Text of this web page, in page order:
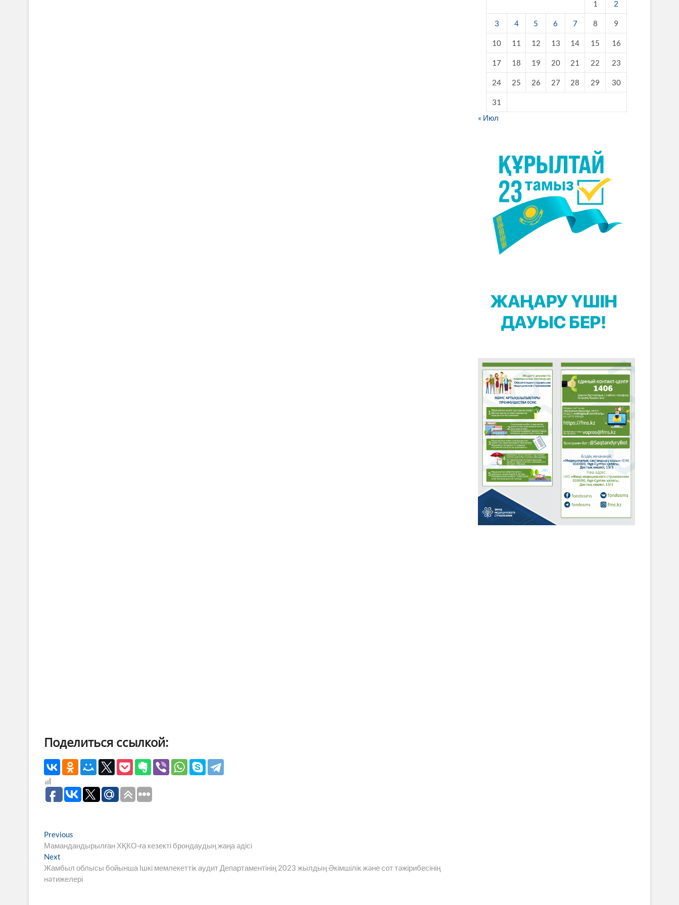
Поделиться ссылкой:
Навигация
по
записям
Previous
post:
Мамандандырылған ХҚКО-ға кезекті брондаудың жаңа әдісі
Next
post:
Жамбыл облысы бойынша Ішкі мемлекеттік аудит Департаментінің 2023 жылдың Әкімшілік және сот тәжірибесінің
нәтижелері
1 2
3 4 5 6 7 8 9
10 11 12 13 14 15 16
17 18 19 20 21 22 23
24 25 26 27 28 29 30
31
« Июл